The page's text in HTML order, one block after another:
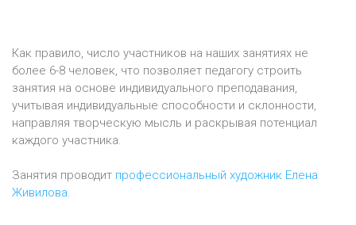
Как правило, число участников на наших занятиях не
более 6-8 человек, что позволяет педагогу строить
занятия на основе индивидуального преподавания,
учитывая индивидуальные способности и склонности,
направляя творческую мысль и раскрывая потенциал
каждого участника.
Занятия проводит профессиональный художник Елена
Живилова.